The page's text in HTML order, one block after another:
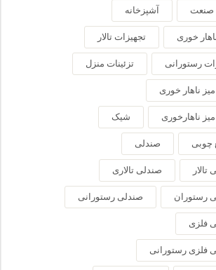
صنعت آشپزخانه
خوری تجهیزات تالار
رستورانی تزئینات منزل
ناهار خوری
ناهارخوری شیک
چوبی صندلی
صندلی تالاری
رستوران صندلی رستورانی
فلزی
فلزی رستورانی